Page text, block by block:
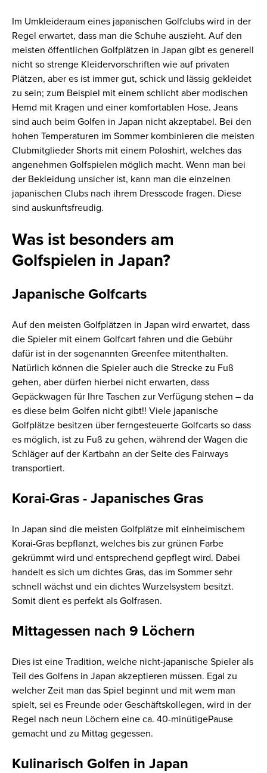
Im Umkleideraum eines japanischen Golfclubs wird in der
Regel erwartet, dass man die Schuhe auszieht. Auf den
meisten öffentlichen Golfplätzen in Japan gibt es generell
nicht so strenge Kleidervorschriften wie auf privaten
Plätzen, aber es ist immer gut, schick und lässig gekleidet
zu sein; zum Beispiel mit einem schlicht aber modischen
Hemd mit Kragen und einer komfortablen Hose. Jeans
sind auch beim Golfen in Japan nicht akzeptabel. Bei den
hohen Temperaturen im Sommer kombinieren die meisten
Clubmitglieder Shorts mit einem Poloshirt, welches das
angenehmen Golfspielen möglich macht. Wenn man bei
der Bekleidung unsicher ist, kann man die einzelnen
japanischen Clubs nach ihrem Dresscode fragen. Diese
sind auskunftsfreudig.
Was ist besonders am
Golfspielen in Japan?
Japanische Golfcarts
Auf den meisten Golfplätzen in Japan wird erwartet, dass
die Spieler mit einem Golfcart fahren und die Gebühr
dafür ist in der sogenannten Greenfee mitenthalten.
Natürlich können die Spieler auch die Strecke zu Fuß
gehen, aber dürfen hierbei nicht erwarten, dass
Gepäckwagen für Ihre Taschen zur Verfügung stehen – da
es diese beim Golfen nicht gibt!! Viele japanische
Golfplätze besitzen über ferngesteuerte Golfcarts so dass
es möglich, ist zu Fuß zu gehen, während der Wagen die
Schläger auf der Kartbahn an der Seite des Fairways
transportiert.
Korai-Gras - Japanisches Gras
In Japan sind die meisten Golfplätze mit einheimischem
Korai-Gras bepflanzt, welches bis zur grünen Farbe
gekrümmt wird und entsprechend gepflegt wird. Dabei
handelt es sich um dichtes Gras, das im Sommer sehr
schnell wächst und ein dichtes Wurzelsystem besitzt.
Somit dient es perfekt als Golfrasen.
Mittagessen nach 9 Löchern
Dies ist eine Tradition, welche nicht-japanische Spieler als
Teil des Golfens in Japan akzeptieren müssen. Egal zu
welcher Zeit man das Spiel beginnt und mit wem man
spielt, sei es Freunde oder Geschäftskollegen, wird in der
Regel nach neun Löchern eine ca. 40-minütigePause
gemacht und zu Mittag gegessen.
Kulinarisch Golfen in Japan